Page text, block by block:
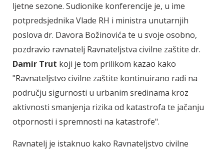
ljetne sezone. Sudionike konferencije je, u ime
potpredsjednika Vlade RH i ministra unutarnjih
poslova dr. Davora Božinovića te u svoje osobno,
pozdravio ravnatelj Ravnateljstva civilne zaštite dr.
Damir Trut koji je tom prilikom kazao kako
"Ravnateljstvo civilne zaštite kontinuirano radi na
području sigurnosti u urbanim sredinama kroz
aktivnosti smanjenja rizika od katastrofa te jačanju
otpornosti i spremnosti na katastrofe".
Ravnatelj je istaknuo kako Ravnateljstvo civilne